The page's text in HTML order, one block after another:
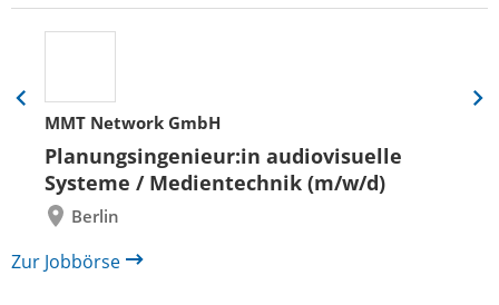
MMT Network GmbH
Planungsingenieur:in audiovisuelle
Systeme / Medientechnik (m/w/d)
Berlin
Eine
Folie
zurück
Eine
Zur Jobbörse